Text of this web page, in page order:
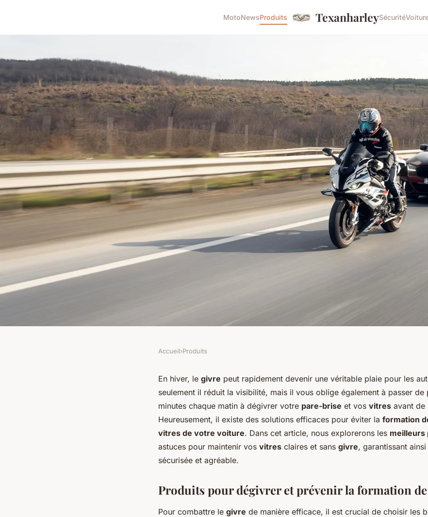
MotoNewsProduits TexanharleySécurité
Quels sont les meilleurs produits pour
empêcher la formation de givre sur les
vitres de voiture?
Accueil›Produits
En hiver, le givre peut rapidement devenir une véritable plaie pour les
seulement il réduit la visibilité, mais il vous oblige également à passer de
minutes chaque matin à dégivrer votre pare-brise et vos vitres avant de
Heureusement, il existe des solutions efficaces pour éviter la formation
vitres de votre voiture. Dans cet article, nous explorerons les meilleurs
astuces pour maintenir vos vitres claires et sans givre, garantissant
sécurisée et agréable.
Produits pour dégivrer et prévenir la formation
Pour combattre le givre de manière efficace, il est crucial de choisir les